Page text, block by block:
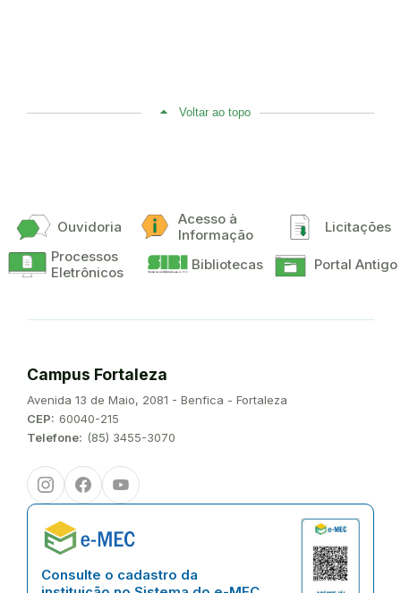
Voltar ao topo
Ouvidoria
Acesso à
Informação
Licitações
Processos
Eletrônicos
Bibliotecas Portal Antigo
Campus Fortaleza
Endereço:
Avenida 13 de Maio, 2081 - Benfica - Fortaleza
CEP: 60040-215
Telefone: (85) 3455-3070
InstagramFacebookYoutube
Consulte o cadastro da